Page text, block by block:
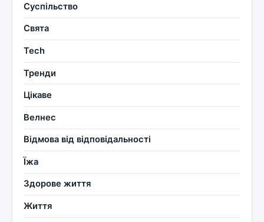
Суспільство
Свята
Tech
Тренди
Цікаве
Велнес
Відмова від відповідальності
Їжа
Здорове життя
Життя